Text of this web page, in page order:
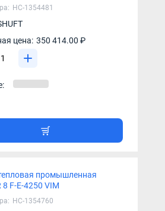
НС-1354481
цена: 350 414.00 ₽
промышленная
8 F-E-4250 VIM
НС-1354760